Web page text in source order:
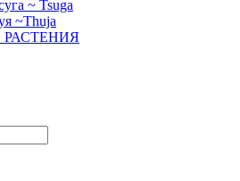
~ Tsuga
~Thuja